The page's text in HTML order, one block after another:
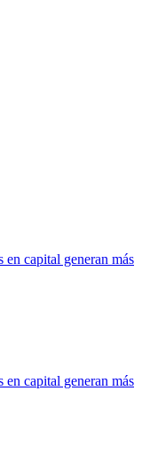
capital generan más
capital generan más